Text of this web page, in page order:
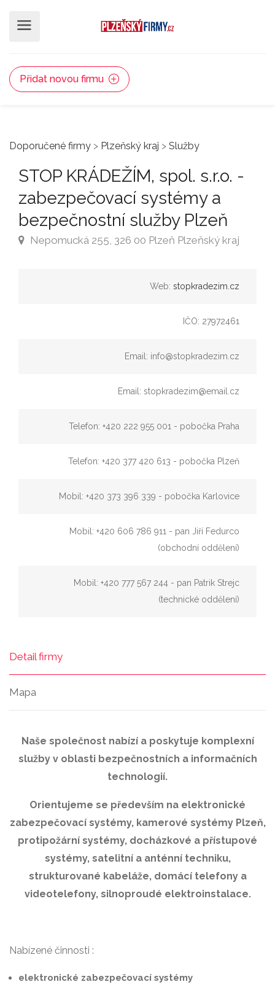
Přidat novou firmu
Doporučené firmy > Plzeňský kraj > Služby
STOP KRÁDEŽÍM, spol. s.r.o. -
zabezpečovací systémy a
bezpečnostní služby Plzeň
Nepomucká 255, 326 00 Plzeň Plzeňský kraj
Web: stopkradezim.cz
IČO: 27972461
Email: info@stopkradezim.cz
Email: stopkradezim@email.cz
Telefon: +420 222 955 001 - pobočka Praha
Telefon: +420 377 420 613 - pobočka Plzeň
Mobil: +420 373 396 339 - pobočka Karlovice
Mobil: +420 606 786 911 - pan Jiří Fedurco
(obchodní oddělení)
Mobil: +420 777 567 244 - pan Patrik Strejc
(technické oddělení)
Detail firmy
Mapa
Naše společnost nabízí a poskytuje komplexní
služby v oblasti bezpečnostních a informačních
technologií.
Orientujeme se především na elektronické
zabezpečovací systémy, kamerové systémy Plzeň,
protipožární systémy, docházkové a přístupové
systémy, satelitní a anténní techniku,
strukturované kabeláže, domácí telefony a
videotelefony, silnoproudé elektroinstalace.
Nabízené činnosti :
elektronické zabezpečovací systémy